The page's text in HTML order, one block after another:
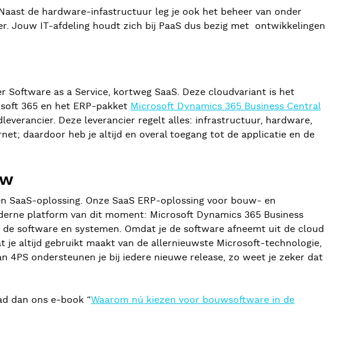
de hardware-infastructuur leg je ook het beheer van onder
Jouw IT-afdeling houdt zich bij PaaS dus bezig met ontwikkelingen
as a Service, kortweg SaaS. Deze cloudvariant is het
365 en het ERP-pakket Microsoft Dynamics 365 Business Central
Deze leverancier regelt alles: infrastructuur, hardware,
daardoor heb je altijd en overal toegang tot de applicatie en de
oplossing. Onze SaaS ERP-oplossing voor bouw- en
platform van dit moment: Microsoft Dynamics 365 Business
software en systemen. Omdat je de software afneemt uit de cloud
altijd gebruikt maakt van de allernieuwste Microsoft-technologie,
ondersteunen je bij iedere nieuwe release, zo weet je zeker dat
dan ons e-book “Waarom nú kiezen voor bouwsoftware in de